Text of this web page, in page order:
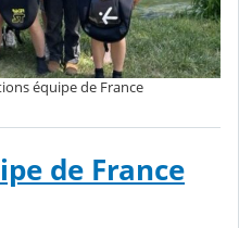
équipe de France
de France